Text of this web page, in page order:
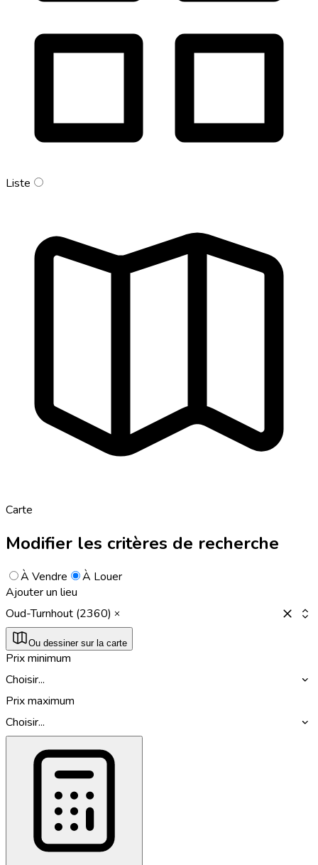
Liste
Carte
Modifier les critères de recherche
À Vendre
À Louer
Ajouter un lieu
Oud-Turnhout (2360)
Ou dessiner sur la carte
Prix minimum
Choisir...
Prix maximum
Choisir...